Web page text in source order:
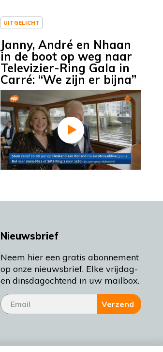
UITGELICHT
Janny, André en Nhaan
in de boot op weg naar
Televizier-Ring Gala in
Carré: “We zijn er bijna”
Nieuwsbrief
Neem hier een gratis abonnement
op onze nieuwsbrief. Elke vrijdag-
en dinsdagochtend in uw mailbox.
Verzend